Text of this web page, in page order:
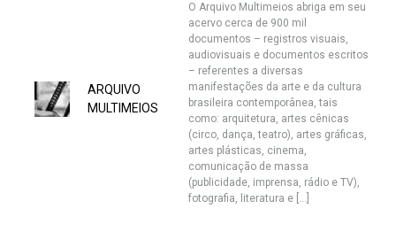
ARQUIVO
MULTIMEIOS
O Arquivo Multimeios abriga em seu
acervo cerca de 900 mil
documentos – registros visuais,
audiovisuais e documentos escritos
– referentes a diversas
manifestações da arte e da cultura
brasileira contemporânea, tais
como: arquitetura, artes cênicas
(circo, dança, teatro), artes gráficas,
artes plásticas, cinema,
comunicação de massa
(publicidade, imprensa, rádio e TV),
fotografia, literatura e […]